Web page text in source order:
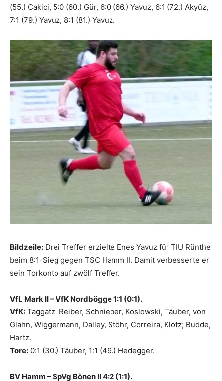
(55.) Cakici, 5:0 (60.) Gür, 6:0 (66.) Yavuz, 6:1 (72.) Akyüz,
7:1 (79.) Yavuz, 8:1 (81.) Yavuz.
Bildzeile: Drei Treffer erzielte Enes Yavuz für TIU Rünthe
beim 8:1-Sieg gegen TSC Hamm II. Damit verbesserte er
sein Torkonto auf zwölf Treffer.
VfL Mark II – VfK Nordbögge 1:1 (0:1).
VfK: Taggatz, Reiber, Schnieber, Koslowski, Täuber, von
Glahn, Wiggermann, Dalley, Stöhr, Correira, Klotz; Budde,
Hartz.
Tore: 0:1 (30.) Täuber, 1:1 (49.) Hedegger.
BV Hamm – SpVg Bönen II 4:2 (1:1).